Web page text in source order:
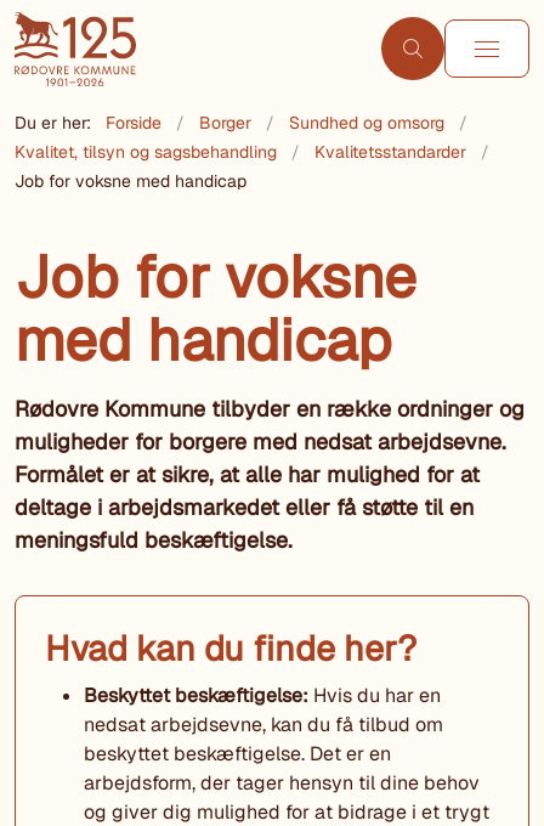
Du er her: Forside Borger
Sundhed og omsorg
Kvalitet, tilsyn og sagsbehandling
Kvalitetsstandarder
Job for voksne med handicap
Job for voksne
med handicap
Rødovre Kommune tilbyder en række ordninger og
muligheder for borgere med nedsat arbejdsevne.
Formålet er at sikre, at alle har mulighed for at
deltage i arbejdsmarkedet eller få støtte til en
meningsfuld beskæftigelse.
Hvad kan du finde her?
Beskyttet beskæftigelse: Hvis du har en
nedsat arbejdsevne, kan du få tilbud om
beskyttet beskæftigelse. Det er en
arbejdsform, der tager hensyn til dine behov
og giver dig mulighed for at bidrage i et trygt